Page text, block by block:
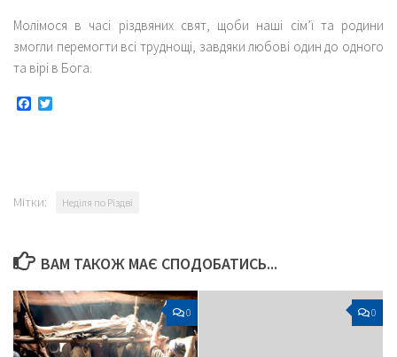
Молімося в часі різдвяних свят, щоби наші сім’ї та родини
змогли перемогти всі труднощі, завдяки любові один до одного
та вірі в Бога.
Facebook
Мітки: Неділя по Різдві
ВАМ ТАКОЖ МАЄ СПОДОБАТИСЬ...
0 0